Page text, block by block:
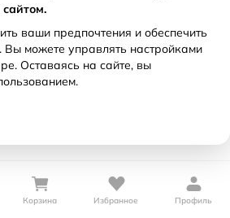
Корзина Избранное Профиль
ваши предпочтения и обеспечить
Вы можете управлять настройками
Оставаясь на сайте, вы